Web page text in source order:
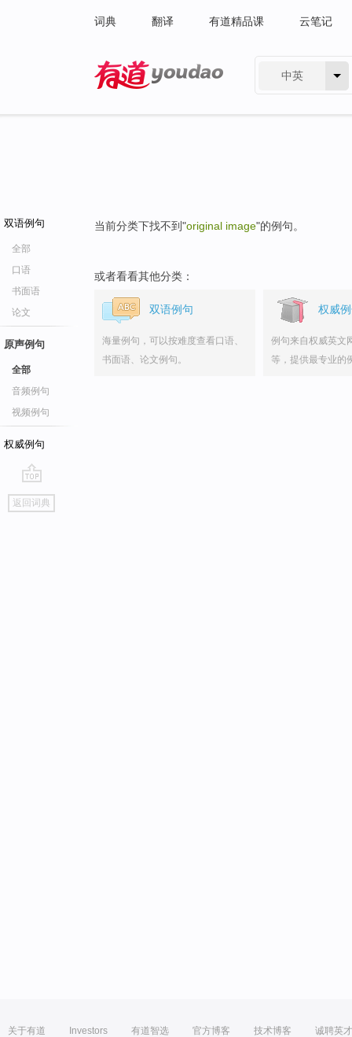
词典 翻译 有道精品课 云笔记
中英
双语例句
全部
口语
书面语
论文
原声例句
全部
音频例句
视频例句
权威例句
go
top
返回词典
当前分类下找不到"original image"的例句。
或者看看其他分类：
双语例句
海量例句，可以按难度查看口语、
书面语、论文例句。
权威
例句来自权威英文
等，提供最专业的
关于有道 Investors 有道智选 官方博客 技术博客 诚聘英才